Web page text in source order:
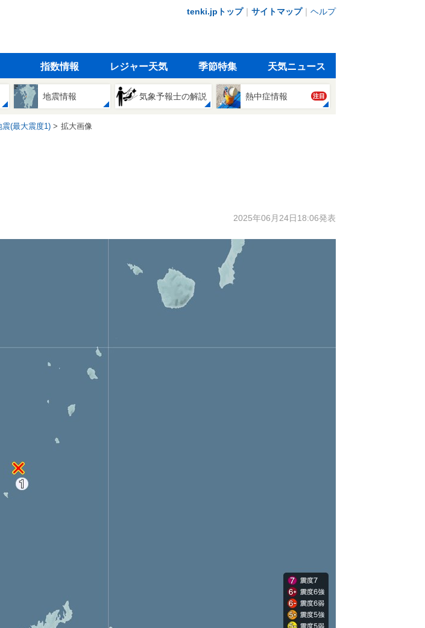
tenki.jpトップ｜ サイトマップ｜ ヘルプ
指数情報 レジャー天気 季節特集 天気ニュース
地震情報 気象予報士の解説 熱中症情報 注目
震(最大震度1) 拡大画像
2025年06月24日18:06発表